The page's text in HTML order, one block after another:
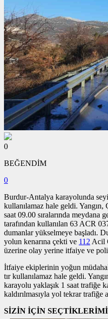
0
BEĞENDİM
0
Burdur-Antalya karayolunda
kullanılamaz hale geldi.
saat 09.00 sıralarında meydana
tarafından kullanılan 63 ACR
dumanlar yükselmeye başladı.
yolun kenarına çekti ve 112 Acil
üzerine olay yerine itfaiye ve
İtfaiye ekiplerinin yoğun
tır kullanılamaz hale geldi.
karayolu yaklaşık 1 saat trafiğe
kaldırılmasıyla yol tekrar trafiğe
SİZİN İÇİN